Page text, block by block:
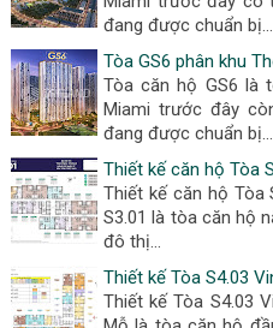
đang được chuẩn bị...
Tòa GS6 phân khu
Tòa căn hộ GS6 là
Miami trước đây
đang được chuẩn bị...
Thiết kế căn hộ Tòa
Thiết kế căn hộ Tòa
S3.01 là tòa căn hộ
đô thị...
Thiết kế Tòa S4.03
Thiết kế Tòa S4.03